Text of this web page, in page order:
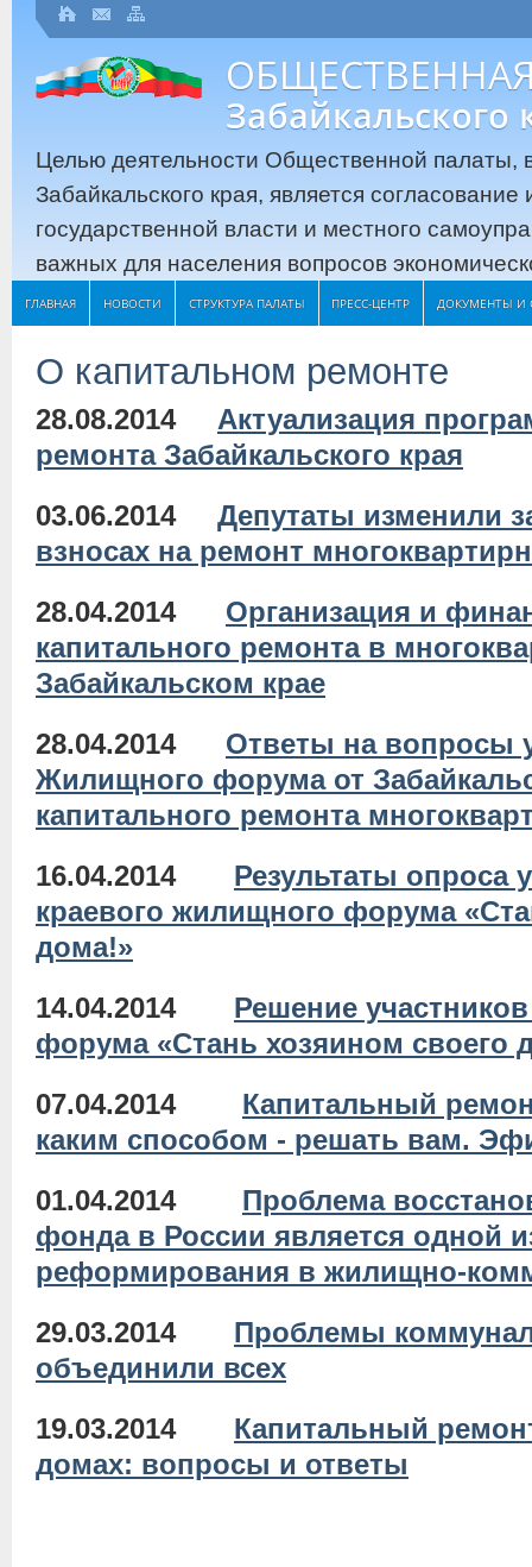
Забайкальского
Целью деятельности Общественной палаты,
Забайкальского края, является
государственной власти и местного
важных для населения вопросов
ГЛАВНАЯ НОВОСТИ СТРУКТУРА ПАЛАТЫ ПРЕСС-ЦЕНТР ДОКУМЕНТЫ И
О капитальном ремонте
28.08.2014 Актуализация
ремонта Забайкальского края
03.06.2014 Депутаты изменили
взносах на ремонт
28.04.2014 Организация и
капитального ремонта в
Забайкальском крае
28.04.2014 Ответы на вопросы
Жилищного форума от
капитального ремонта
16.04.2014 Результаты опроса
краевого жилищного форума
дома!»
14.04.2014 Решение
форума «Стань хозяином своего
07.04.2014 Капитальный
каким способом - решать вам.
01.04.2014 Проблема
фонда в России является одной
реформирования в жилищно-
29.03.2014 Проблемы
объединили всех
19.03.2014 Капитальный
домах: вопросы и ответы